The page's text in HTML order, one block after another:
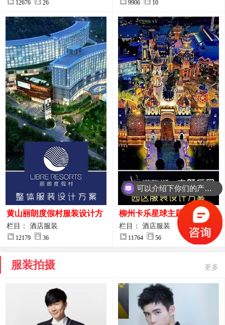
12676 26 9906 10
黄山丽朗度假村服装设计方
案
栏目： 酒店服装
12179 36
柳州卡乐星球主题乐园园区
服装设计方案
栏目： 酒店服装
11764 56
服装拍摄 更多
你们是怎么收费的呢？